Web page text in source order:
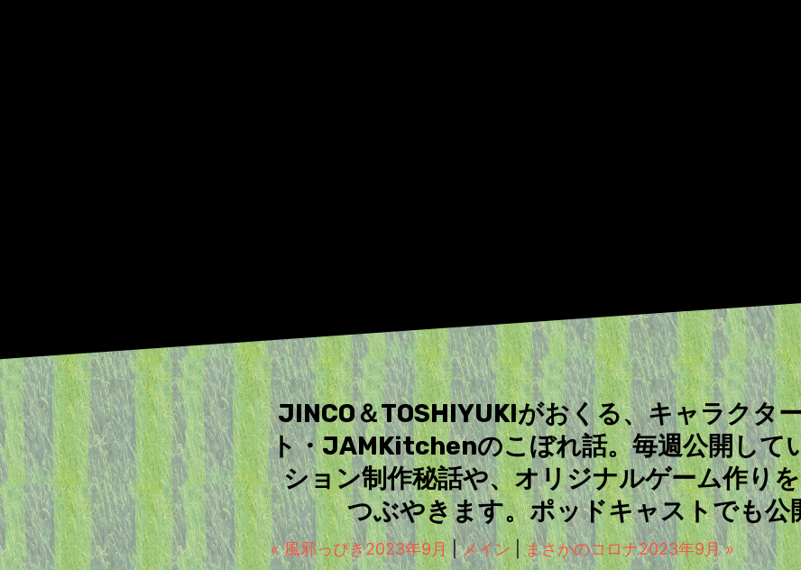
JINCO＆TOSHIYUKIがおくる、キャラクタ
ト・JAMKitchenのこぼれ話。毎週公開して
ション制作秘話や、オリジナルゲーム作り
つぶやきます。ポッドキャストでも公
« 風邪っぴき2023年9月|メイン|まさかのコロナ2023年9月 »